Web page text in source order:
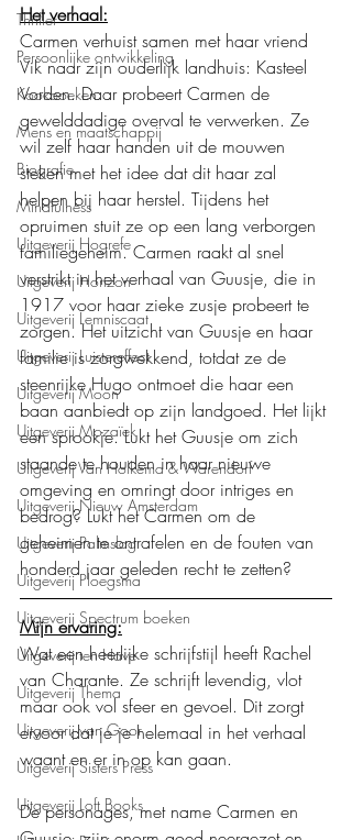
Thriller
Persoonlijke ontwikkeling
Kookboeken
Mens en maatschappij
Biografie
Mindfulness
Uitgeverij Hogrefe
Uitgeverij Horizon
Uitgeverij Lemniscaat
Uitgeverij Luistereffect
Uitgeverij Moon
Uitgeverij Mozaïek
Uitgeverij Van Holkema & Warendorf
Uitgeverij Nieuw Amsterdam
Uitgeverij Palmslag
Uitgeverij Ploegsma
Uitgeverij Spectrum boeken
Uitgeverij ten Have
Uitgeverij Thema
Uitgeverij van Goor
Uitgeverij Sisters Press
Uitgeverij Loft Books
Het verhaal:
Carmen verhuist samen met haar vriend
Vik naar zijn ouderlijk landhuis: Kasteel
Vorden. Daar probeert Carmen de
gewelddadige overval te verwerken. Ze
wil zelf haar handen uit de mouwen
steken met het idee dat dit haar zal
helpen bij haar herstel. Tijdens het
opruimen stuit ze op een lang verborgen
familiegeheim. Carmen raakt al snel
verstrikt in het verhaal van Guusje, die in
1917 voor haar zieke zusje probeert te
zorgen. Het uitzicht van Guusje en haar
familie is zorgwekkend, totdat ze de
steenrijke Hugo ontmoet die haar een
baan aanbiedt op zijn landgoed. Het lijkt
een sprookje. Lukt het Guusje om zich
staande te houden in haar nieuwe
omgeving en omringt door intriges en
bedrog? Lukt het Carmen om de
geheimen te ontrafelen en de fouten van
honderd jaar geleden recht te zetten?
Mijn ervaring:
Wat een heerlijke schrijfstijl heeft Rachel
van Charante. Ze schrijft levendig, vlot
maar ook vol sfeer en gevoel. Dit zorgt
ervoor dat je je helemaal in het verhaal
waant en er in op kan gaan.
De personages, met name Carmen en